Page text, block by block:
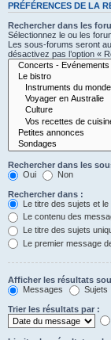
PRÉFÉRENCES DE LA
Rechercher dans les
Sélectionnez le ou les
Les sous-forums seront
désactivez pas l’option «
Rechercher dans les
Oui
Non
Rechercher dans :
Le titre des sujets et
Le contenu des
Le titre des sujets
Le premier message
Afficher les résultats
Messages
Sujets
Trier les résultats par :